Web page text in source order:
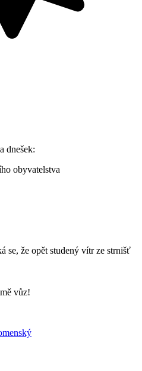
dnešek:
obyvatelstva
se, že opět studený vítr ze strnišť
vůz!